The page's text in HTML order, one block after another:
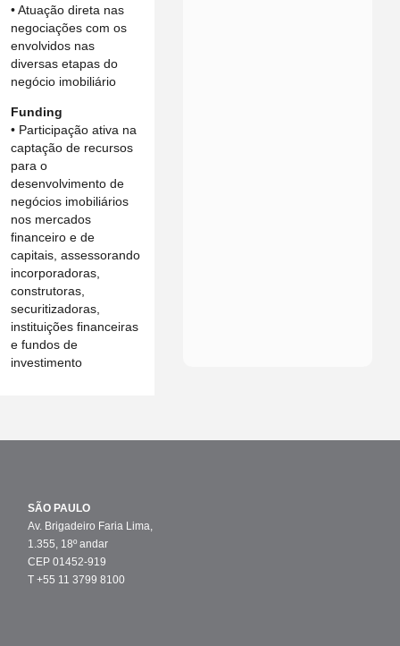
• Atuação direta nas
negociações com os
envolvidos nas
diversas etapas do
negócio imobiliário
Funding
• Participação ativa na
captação de recursos
para o
desenvolvimento de
negócios imobiliários
nos mercados
financeiro e de
capitais, assessorando
incorporadoras,
construtoras,
securitizadoras,
instituições financeiras
e fundos de
investimento
SÃO PAULO
Av. Brigadeiro Faria Lima,
1.355, 18º andar
CEP 01452-919
T +55 11 3799 8100